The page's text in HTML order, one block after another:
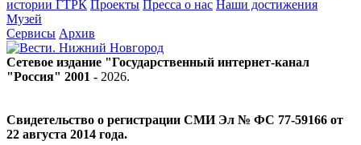
истории ГТРК Проекты Пресса о нас Наши достижения
Музей
Сервисы Архив
Сетевое издание "Государственный интернет-канал
"Россия" 2001 - 2026.
Свидетельство о регистрации СМИ Эл № ФС 77-59166 от
22 августа 2014 года.